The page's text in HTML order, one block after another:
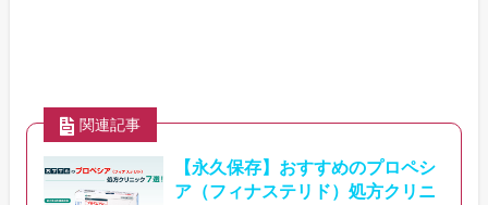
関連記事
【永久保存】おすすめのプロペシ
ア（フィナステリド）処方クリニ